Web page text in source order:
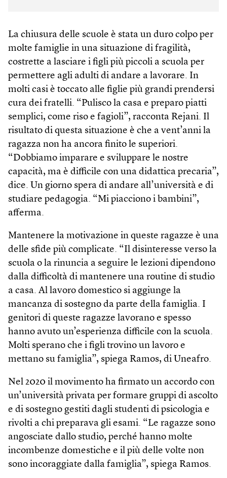
La chiusura delle scuole è stata un duro colpo per
molte famiglie in una situazione di fragilità,
costrette a lasciare i figli più piccoli a scuola per
permettere agli adulti di andare a lavorare. In
molti casi è toccato alle figlie più grandi prendersi
cura dei fratelli. “Pulisco la casa e preparo piatti
semplici, come riso e fagioli”, racconta Rejani. Il
risultato di questa situazione è che a vent’anni la
ragazza non ha ancora finito le superiori.
“Dobbiamo imparare e sviluppare le nostre
capacità, ma è difficile con una didattica precaria”,
dice. Un giorno spera di andare all’università e di
studiare pedagogia. “Mi piacciono i bambini”,
afferma.
Mantenere la motivazione in queste ragazze è una
delle sfide più complicate. “Il disinteresse verso la
scuola o la rinuncia a seguire le lezioni dipendono
dalla difficoltà di mantenere una routine di studio
a casa. Al lavoro domestico si aggiunge la
mancanza di sostegno da parte della famiglia. I
genitori di queste ragazze lavorano e spesso
hanno avuto un’esperienza difficile con la scuola.
Molti sperano che i figli trovino un lavoro e
mettano su famiglia”, spiega Ramos, di Uneafro.
Nel 2020 il movimento ha firmato un accordo con
un’università privata per formare gruppi di ascolto
e di sostegno gestiti dagli studenti di psicologia e
rivolti a chi preparava gli esami. “Le ragazze sono
angosciate dallo studio, perché hanno molte
incombenze domestiche e il più delle volte non
sono incoraggiate dalla famiglia”, spiega Ramos.